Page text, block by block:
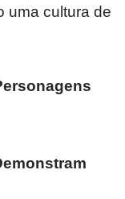
uma cultura de